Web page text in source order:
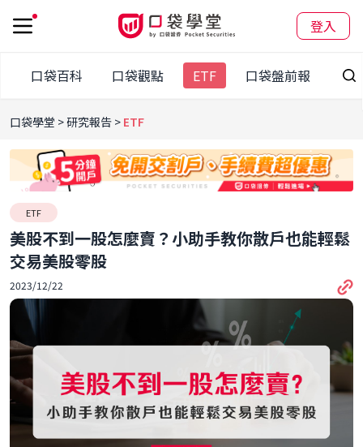
登入
口袋百科 口袋觀點 ETF 口袋盤前報
口袋學堂 研究報告 ETF
ETF
美股不到一股怎麼賣？小助手教你散戶也能輕鬆
交易美股零股
2023/12/22